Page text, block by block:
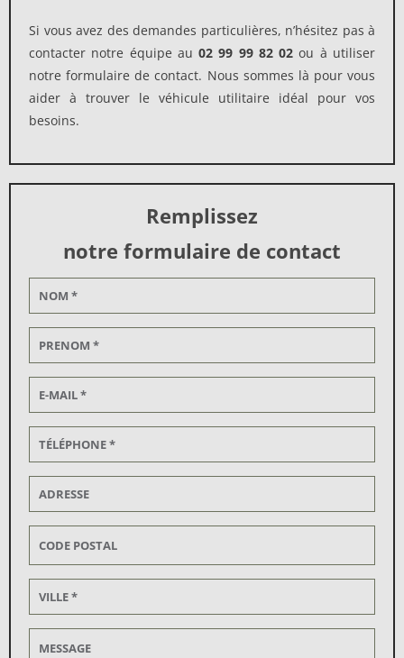
Si vous avez des demandes particulières, n’hésitez pas à
contacter notre équipe au02 99 99 82 02 ou à utiliser
notre formulaire de contact. Nous sommes là pour vous
aider à trouver le véhicule utilitaire idéal pour vos
besoins.
Remplissez
notre formulaire de contact